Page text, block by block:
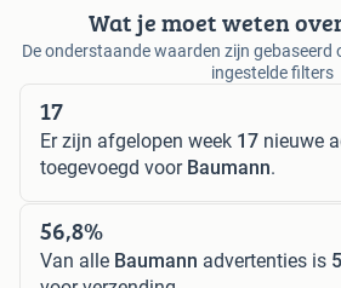
Wat je moet weten
De onderstaande waarden zijn gebaseerd
ingestelde filters
17
Er zijn afgelopen week 17 nieuwe
toegevoegd voor Baumann.
56,8%
Van alle Baumann advertenties is